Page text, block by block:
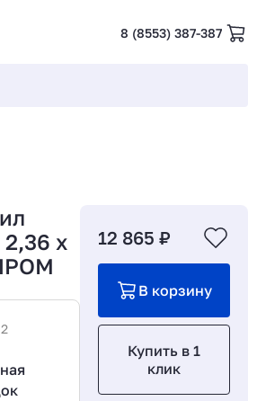
8 (8553) 387-387
2,36 x
12 865 ₽
В корзину
Купить в 1
клик